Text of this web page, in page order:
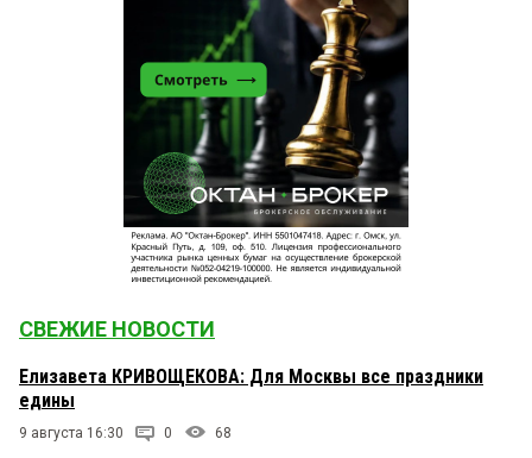
СВЕЖИЕ НОВОСТИ
Елизавета КРИВОЩЕКОВА: Для Москвы все праздники
едины
9 августа 16:30 0 68